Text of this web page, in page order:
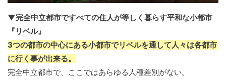
▼完全中立都市ですべての住人が等しく暮らす平和な小都市
『リベル』
3つの都市の中心にある小都市でリベルを通して人々は各都市
に行く事が出来る。
完全中立都市で、ここではあらゆる人種差別がない。